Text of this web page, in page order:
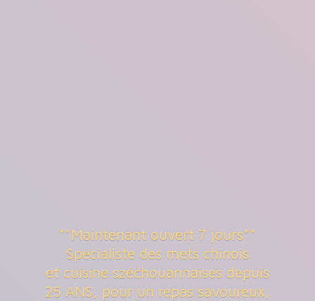
**Maintenant ouvert 7 jours**
Spécialiste des mets chinois
et cuisine széchouannaises depuis
25 ANS, pour un repas savoureux,